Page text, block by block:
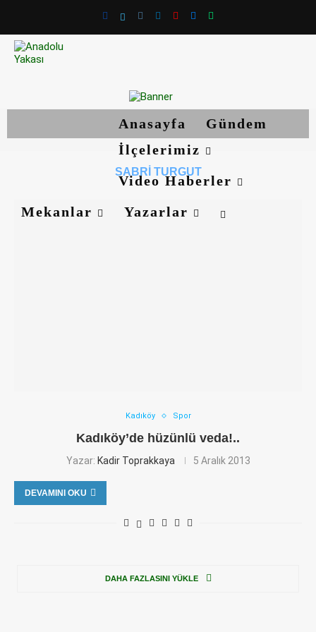
Anasayfa
Gündem
İlçelerimiz
Video Haberler
Mekanlar
Yazarlar
SABRI TURGUT
Kadıköy Spor
Kadıköy’de hüzünlü veda!..
Yazar: Kadir Toprakkaya 5 Aralık 2013
DEVAMINI OKU
DAHA FAZLASINI YÜKLE